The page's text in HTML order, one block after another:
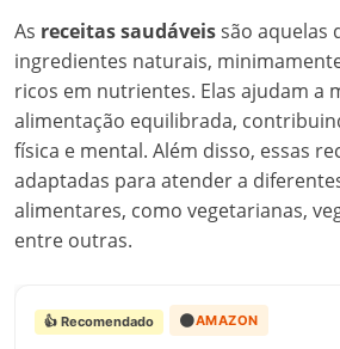
As receitas saudáveissão aquelas
ingredientes naturais,
ricos em nutrientes. Elas ajudam a
alimentação equilibrada,
física e mental. Além disso, essas
adaptadas para atender a
alimentares, como vegetarianas,
entre outras.
👍 Recomendado 🟠AMAZON